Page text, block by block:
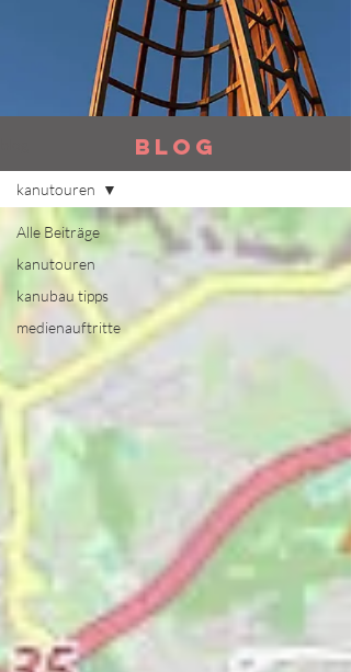
Alle Beiträge
kanutouren
kanubau tipps
medienauftritte
kanutouren
BLOG